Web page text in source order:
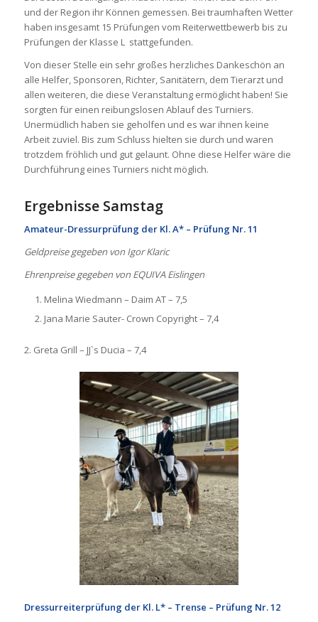
und der Region ihr Können gemessen. Bei traumhaften Wetter
haben insgesamt 15 Prüfungen vom Reiterwettbewerb bis zu
Prüfungen der Klasse L stattgefunden.
Von dieser Stelle ein sehr großes herzliches Dankeschön an
alle Helfer, Sponsoren, Richter, Sanitätern, dem Tierarzt und
allen weiteren, die diese Veranstaltung ermöglicht haben! Sie
sorgten für einen reibungslosen Ablauf des Turniers.
Unermüdlich haben sie geholfen und es war ihnen keine
Arbeit zuviel. Bis zum Schluss hielten sie durch und waren
trotzdem fröhlich und gut gelaunt. Ohne diese Helfer wäre die
Durchführung eines Turniers nicht möglich.
Ergebnisse Samstag
Amateur-Dressurprüfung der Kl. A* – Prüfung Nr. 11
Geldpreise gegeben von Igor Klaric
Ehrenpreise gegeben von EQUIVA Eislingen
Melina Wiedmann – Daim AT – 7,5
Jana Marie Sauter- Crown Copyright – 7,4
2. Greta Grill – JJ`s Ducia – 7,4
Dressurreiterprüfung der Kl. L* – Trense – Prüfung Nr. 12